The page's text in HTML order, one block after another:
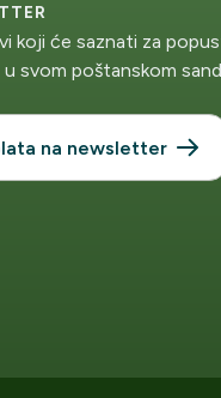
koji će saznati za
svom poštanskom
na newsletter